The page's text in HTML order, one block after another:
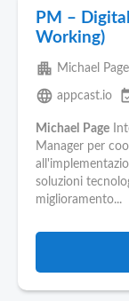
PM –
Working)
apartment Michael
language appcast.io
Michael Page
Manager per
soluzioni
miglioramento...